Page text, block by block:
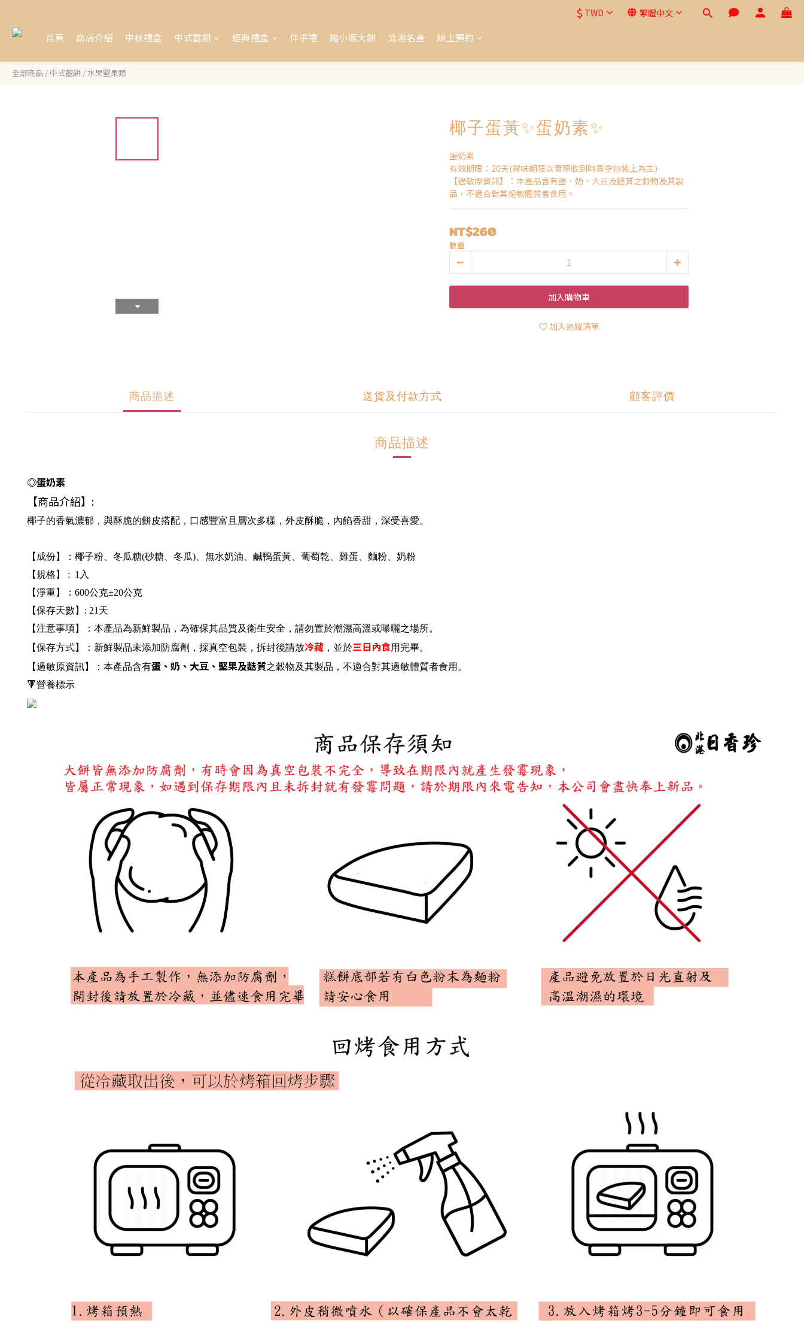
$ TWD 繁體中文
首頁 商店介紹 中秋禮盒 中式囍餅 經典禮盒 伴手禮 縮小版大餅 北港名產 線上預約
全部商品 / 中式囍餅 / 水果堅果類
椰子蛋黃✨蛋奶素✨
蛋奶素
有效期限：20天(賞味期限以實際收到時真空包裝上為主)
【過敏原資訊】：本產品含有蛋、奶、⼤⾖及麩質之穀物及其製
品，不適合對其過敏體質者食⽤。
NT$260
數量
加入購物車
加入追蹤清單
商品描述 送貨及付款方式 顧客評價
商品描述
◎蛋奶素
【商品介紹】:
椰子的香氣濃郁，與酥脆的餅皮搭配，口感豐富且層次多樣，外皮酥脆，內餡香甜，深受喜愛。
【成份】：椰子粉、冬瓜糖(砂糖、冬瓜)、無水奶油、鹹鴨蛋黃、葡萄乾、雞蛋、麵粉、奶粉
【規格】 : 1入
【淨重】：600公克±20公克
【保存天數】: 21天
【注意事項】：本產品為新鮮製品，為確保其品質及衛生安全，請勿置於潮濕高溫或曝曬之場所。
【保存方式】：新鮮製品未添加防腐劑，採真空包裝，拆封後請放冷藏 ，並於三日內食用完畢。
【過敏原資訊】：本產品含有蛋、奶、⼤⾖、堅果及麩質之穀物及其製品，不適合對其過敏體質者食⽤。
🔻營養標示